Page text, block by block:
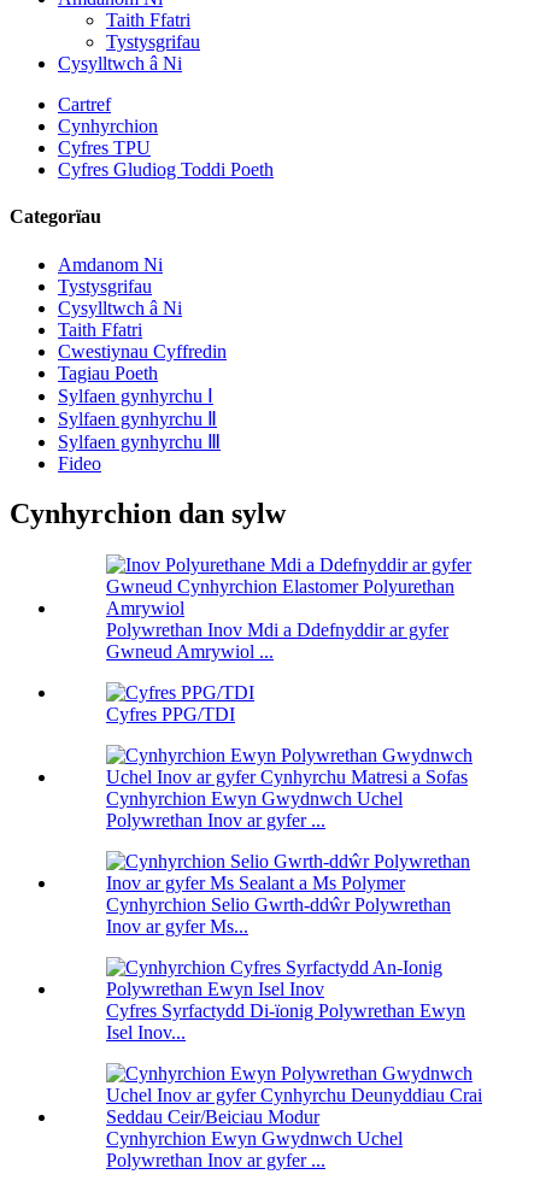
Taith Ffatri
Tystysgrifau
Cysylltwch â Ni
Cartref
Cynhyrchion
Cyfres TPU
Cyfres Gludiog Toddi Poeth
Categorïau
Amdanom Ni
Tystysgrifau
Cysylltwch â Ni
Taith Ffatri
Cwestiynau Cyffredin
Tagiau Poeth
Sylfaen gynhyrchu Ⅰ
Sylfaen gynhyrchu Ⅱ
Sylfaen gynhyrchu Ⅲ
Fideo
Cynhyrchion dan sylw
Polywrethan Inov Mdi a Ddefnyddir ar gyfer
Gwneud Amrywiol ...
Cyfres PPG/TDI
Cynhyrchion Ewyn Gwydnwch Uchel
Polywrethan Inov ar gyfer ...
Cynhyrchion Selio Gwrth-ddŵr Polywrethan
Inov ar gyfer Ms...
Cyfres Syrfactydd Di-ïonig Polywrethan Ewyn
Isel Inov...
Cynhyrchion Ewyn Gwydnwch Uchel
Polywrethan Inov ar gyfer ...